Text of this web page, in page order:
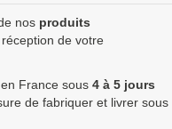
8,04 € 868,32 €
€ 1 723,68 €
nos produits
de votre
France sous 4 à 5 jours
de fabriquer et livrer sous